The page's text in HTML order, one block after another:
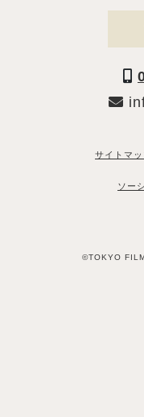
サイトマッ
ソー
©TOKYO